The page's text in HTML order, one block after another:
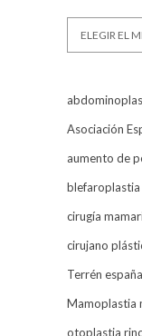
Archivos
Asociación
aumento de
blefaroplastia
cirugía
cirujano
Terrén españa
Mamoplastia
otoplastia